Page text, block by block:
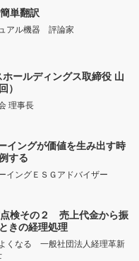
単翻訳
アル機器 評論家
ールディングス取締役 山
）
理事長
イングが価値を生み出す時
する
イングＥＳＧアドバイザー
検その２ 売上代金から振
きの経理処理
くなる 一般社団法人経理革新